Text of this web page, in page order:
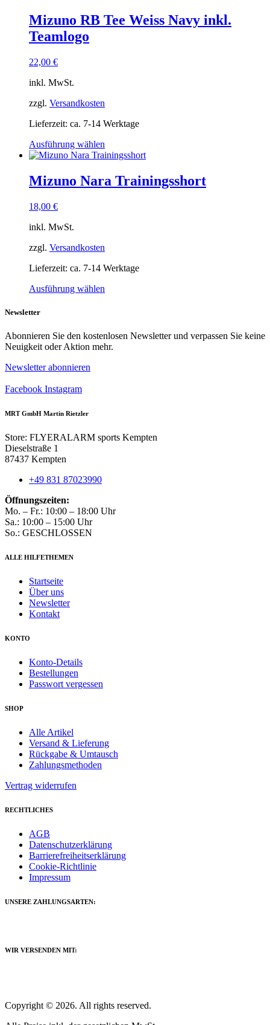
mehrere
Varianten
werden
Mizuno RB Tee Weiss Navy inkl.
Teamlogo
22,00 €
inkl. MwSt.
zzgl. Versandkosten
Lieferzeit: ca. 7-14 Werktage
Ausführung wählen
Produkt
mehrere
Varianten
der
Produktseite
gewählt
Mizuno Nara Trainingsshort
18,00 €
inkl. MwSt.
zzgl. Versandkosten
Lieferzeit: ca. 7-14 Werktage
Ausführung wählen
Varianten
auf.
Die
Newsletter
Abonnieren Sie den kostenlosen Newsletter und verpassen Sie keine
Neuigkeit oder Aktion mehr.
Newsletter abonnieren
Facebook Instagram
MRT GmbH Martin Rietzler
Store: FLYERALARM sports Kempten
Dieselstraße 1
87437 Kempten
+49 831 87023990
Öffnungszeiten:
Mo. – Fr.: 10:00 – 18:00 Uhr
Sa.: 10:00 – 15:00 Uhr
So.: GESCHLOSSEN
ALLE HILFETHEMEN
Startseite
Über uns
Newsletter
Kontakt
KONTO
Konto-Details
Bestellungen
Passwort vergessen
SHOP
Alle Artikel
Versand & Lieferung
Rückgabe & Umtausch
Zahlungsmethoden
Vertrag widerrufen
RECHTLICHES
AGB
Datenschutzerklärung
Barrierefreiheitserklärung
Cookie-Richtlinie
Impressum
UNSERE ZAHLUNGSARTEN:
WIR VERSENDEN MIT:
Copyright © 2026. All rights reserved.